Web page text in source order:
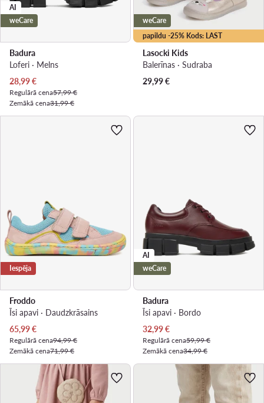
AI
weCare
Badura
Loferi · Melns
Pašreizējā cena
28,99€
Regulārā cena57,99 €
Zemākā cena31,99 €
papildu -25% Kods: LAST
weCare
Lasocki Kids
Balerīnas · Sudraba
29,99€
Iespēja
Froddo
Īsi apavi · Daudzkrāsains
Pašreizējā cena
65,99€
Regulārā cena94,99 €
Zemākā cena71,99 €
AI
weCare
Badura
Īsi apavi · Bordo
Pašreizējā cena
32,99€
Regulārā cena59,99 €
Zemākā cena34,99 €